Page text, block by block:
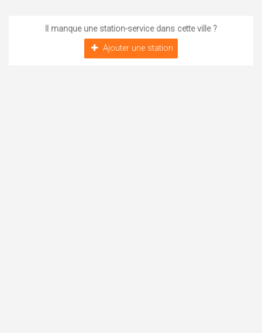
Il manque une station-service dans cette ville ?
Ajouter une station